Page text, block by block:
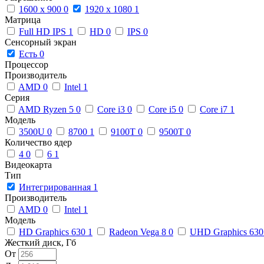
1600 x 900 0 1920 x 1080 1
Матрица
Full HD IPS 1 HD 0 IPS 0
Сенсорный экран
Есть 0
Процессор
Производитель
AMD 0 Intel 1
Серия
AMD Ryzen 5 0 Core i3 0 Core i5 0 Core i7 1
Модель
3500U 0 8700 1 9100T 0 9500T 0
Количество ядер
4 0 6 1
Видеокарта
Тип
Интегрированная 1
Производитель
AMD 0 Intel 1
Модель
HD Graphics 630 1 Radeon Vega 8 0
UHD Graphics
Жесткий диск, Гб
От